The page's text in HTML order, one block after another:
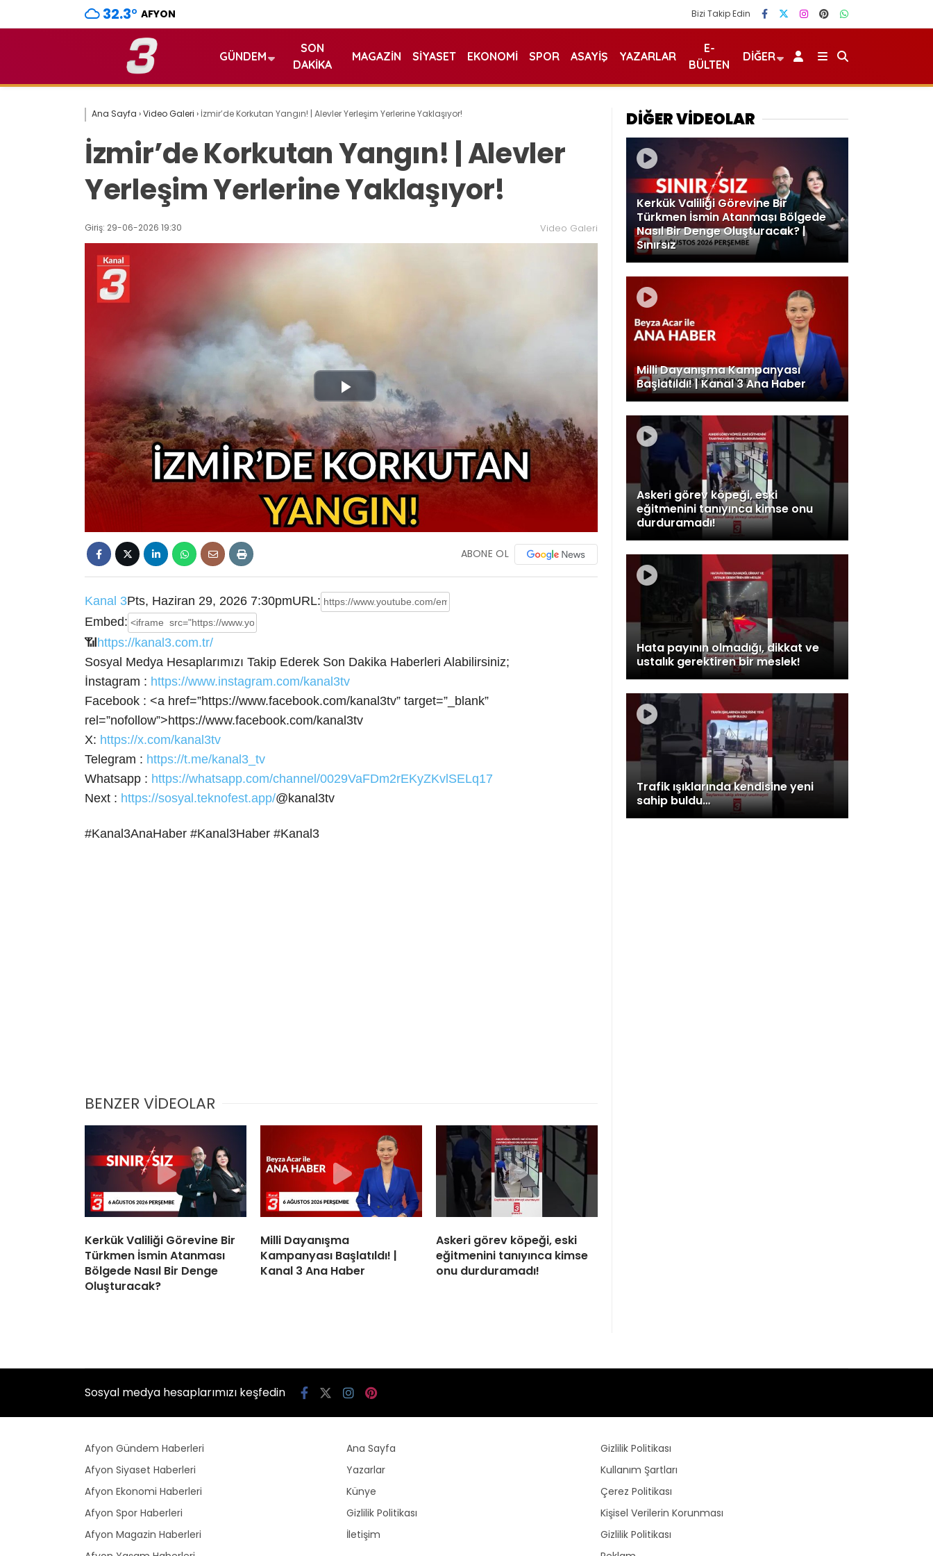
32.3° AFYON Bizi Takip Edin
GÜNDEM
SON
DAKIKA
MAGAZIN SIYASET EKONOMI SPOR ASAYIŞ YAZARLAR
E-
BÜLTEN
DIĞER
Ana Sayfa ›Video Galeri › İzmir’de Korkutan Yangın! | Alevler Yerleşim Yerlerine Yaklaşıyor!
İzmir’de Korkutan Yangın! | Alevler
Yerleşim Yerlerine Yaklaşıyor!
Giriş: 29-06-2026 19:30 Video Galeri
Play
Video
ABONE OL
Kanal 3Pts, Haziran 29, 2026 7:30pmURL:
Embed:
📶https://kanal3.com.tr/
Sosyal Medya Hesaplarımızı Takip Ederek Son Dakika Haberleri Alabilirsiniz;
İnstagram : https://www.instagram.com/kanal3tv
Facebook : <a href=”https://www.facebook.com/kanal3tv” target=”_blank”
rel=”nofollow”>https://www.facebook.com/kanal3tv
X: https://x.com/kanal3tv
Telegram : https://t.me/kanal3_tv
Whatsapp : https://whatsapp.com/channel/0029VaFDm2rEKyZKvlSELq17
Next : https://sosyal.teknofest.app/@kanal3tv
#Kanal3AnaHaber #Kanal3Haber #Kanal3
BENZER VİDEOLAR
Kerkük Valiliği Görevine Bir
Türkmen İsmin Atanması
Bölgede Nasıl Bir Denge
Oluşturacak?
Milli Dayanışma
Kampanyası Başlatıldı! |
Kanal 3 Ana Haber
Askeri görev köpeği, eski
eğitmenini tanıyınca kimse
onu durduramadı!
DİĞER VİDEOLAR
Kerkük Valiliği Görevine Bir
Türkmen İsmin Atanması Bölgede
Nasıl Bir Denge Oluşturacak? |
Sınırsız
Milli Dayanışma Kampanyası
Başlatıldı! | Kanal 3 Ana Haber
Askeri görev köpeği, eski
eğitmenini tanıyınca kimse onu
durduramadı!
Hata payının olmadığı, dikkat ve
ustalık gerektiren bir meslek!
Trafik ışıklarında kendisine yeni
sahip buldu…
Sosyal medya hesaplarımızı keşfedin
Afyon Gündem Haberleri
Afyon Siyaset Haberleri
Afyon Ekonomi Haberleri
Afyon Spor Haberleri
Afyon Magazin Haberleri
Ana Sayfa
Yazarlar
Künye
Gizlilik Politikası
İletişim
Gizlilik Politikası
Kullanım Şartları
Çerez Politikası
Kişisel Verilerin Korunması
Gizlilik Politikası